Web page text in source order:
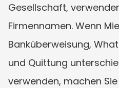
Gesellschaft,
Firmennamen. Wenn
Banküberweisung,
und Quittung
verwenden, machen